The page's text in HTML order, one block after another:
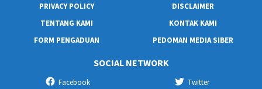
PRIVACY POLICY
DISCLAIMER
TENTANG KAMI
KONTAK KAMI
FORM PENGADUAN
PEDOMAN MEDIA SIBER
SOCIAL NETWORK
Facebook Twitter